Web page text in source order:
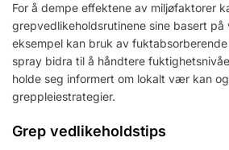
For å dempe effektene av miljøfaktorer
grepvedlikeholdsrutinene sine basert
eksempel kan bruk av
spray bidra til å håndtere
holde seg informert om lokalt vær kan
greppleiestrategier.
Grep vedlikeholdstips